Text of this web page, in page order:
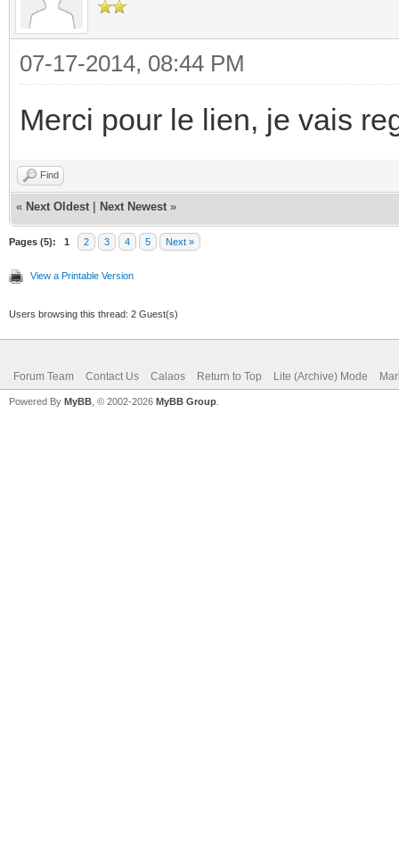
07-17-2014, 08:44 PM
Merci pour le lien, je vais
Find
« Next Oldest Next Newest »
Pages (5): 1 2 3 4 5 Next »
View a Printable Version
Users browsing this thread: 2 Guest(s)
Forum Team Contact Us Calaos Return to Top Lite (Archive) Mode
Powered By MyBB , © 2002-2026 MyBB Group